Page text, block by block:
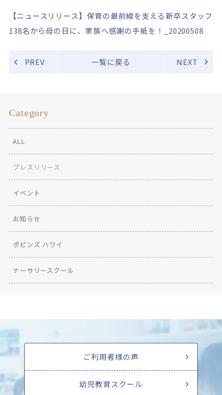
【ニュースリリース】保育の最前線を支える新卒スタッフ
138名から母の日に、家族へ感謝の手紙を！_20200508
PREV 一覧に戻る NEXT
Category
ALL
プレスリリース
イベント
お知らせ
ポピンズ ハワイ
ナーサリースクール
ご利用者様の声
幼児教育スクール